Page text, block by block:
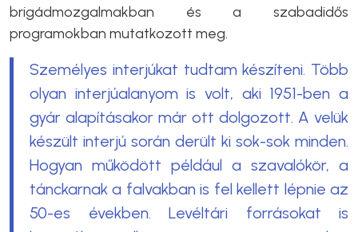
brigádmozgalmakban és a szabadidős
programokban mutatkozott meg.
Személyes interjúkat tudtam készíteni. Több
olyan interjúalanyom is volt, aki 1951-ben a
gyár alapításakor már ott dolgozott. A velük
készült interjú során derült ki sok-sok minden.
Hogyan működött például a szavalókör, a
tánckarnak a falvakban is fel kellett lépnie az
50-es években. Levéltári forrásokat is